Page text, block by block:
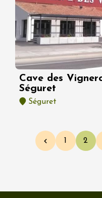
Cave des
Séguret
Séguret
Pagination
PagePage
1 2